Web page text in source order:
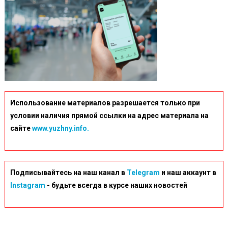
Использование материалов разрешается только при
условии наличия прямой ссылки на адрес материала на
сайтеwww.yuzhny.info.
Подписывайтесь на наш канал в Telegram и наш аккаунт в
Instagram - будьте всегда в курсе наших новостей